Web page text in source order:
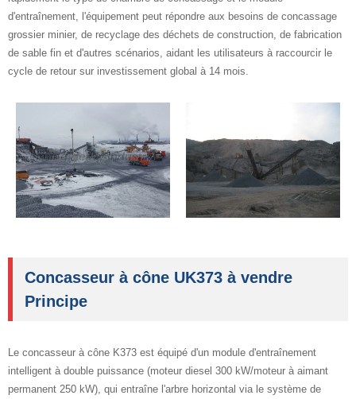
d'entraînement, l'équipement peut répondre aux besoins de concassage
grossier minier, de recyclage des déchets de construction, de fabrication
de sable fin et d'autres scénarios, aidant les utilisateurs à raccourcir le
cycle de retour sur investissement global à 14 mois.
Concasseur à cône UK373 à vendre
Principe
Le concasseur à cône K373 est équipé d'un module d'entraînement
intelligent à double puissance (moteur diesel 300 kW/moteur à aimant
permanent 250 kW), qui entraîne l'arbre horizontal via le système de